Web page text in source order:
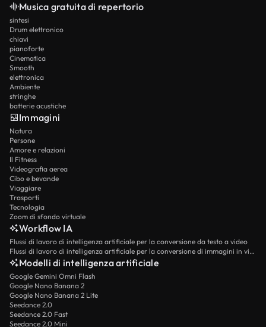
Musica gratuita di repertorio
sintesi
Drum elettronico
chiavi
pianoforte
Cinematica
Smooth
elettronica
Ambiente
stringhe
batterie acustiche
Immagini
Natura
Persone
Amore e relazioni
Il Fitness
Videografia aerea
Cibo e bevande
Viaggiare
Trasporti
Tecnologia
Zoom di sfondo virtuale
Workflow IA
Flussi di lavoro di intelligenza artificiale per la conversione da testo a video
Flussi di lavoro di intelligenza artificiale per la conversione di immagini in video
Modelli di intelligenza artificiale
Google Gemini Omni Flash
Google Nano Banana 2
Google Nano Banana 2 Lite
Seedance 2.0
Seedance 2.0 Fast
Seedance 2.0 Mini